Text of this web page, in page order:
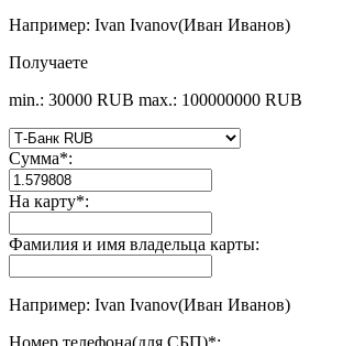
Например: Ivan Ivanov(Иван Иванов)
Получаете
min.: 30000 RUB max.: 100000000 RUB
Сумма*:
На карту*:
Фамилия и имя владельца карты:
Например: Ivan Ivanov(Иван Иванов)
Номер телефона(для СБП)*: